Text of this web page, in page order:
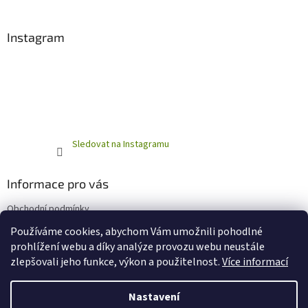
Používáme cookies, abychom Vám umožnili pohodlné
prohlížení webu a díky analýze provozu webu neustále
zlepšovali jeho funkce, výkon a použitelnost.Více informací
Nastavení
Instagram
Sledovat na Instagramu
Informace pro vás
Obchodní podmínky
Podmínky ochrany osobních údajů